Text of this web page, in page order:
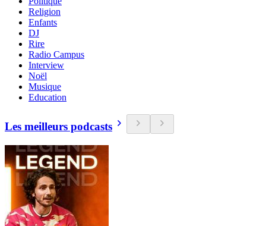
Religion
Enfants
DJ
Rire
Radio Campus
Interview
Noël
Musique
Education
Les meilleurs podcasts